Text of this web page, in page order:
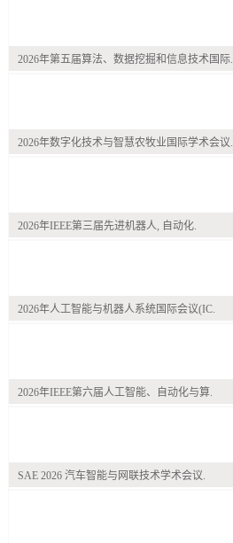
2026年第五届算法、数据挖掘和信息技术国际.
2026年数字化技术与智慧农牧业国际学术会议.
2026年IEEE第三届先进机器人, 自动化.
2026年人工智能与机器人系统国际会议(IC.
2026年IEEE第六届人工智能、自动化与算.
SAE 2026 汽车智能与网联技术学术会议.